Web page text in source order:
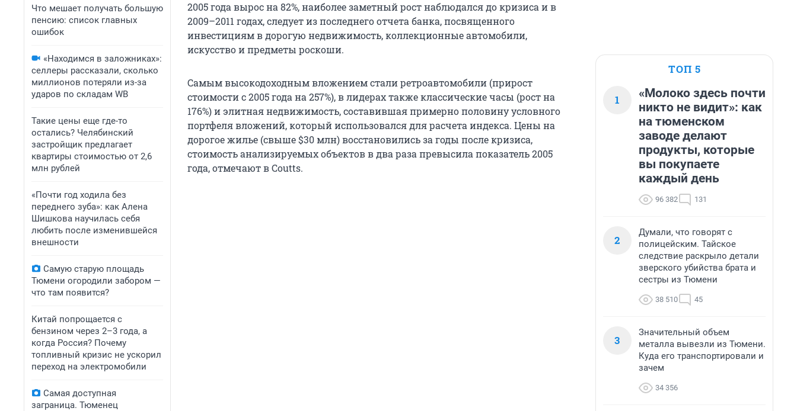
Что мешает получать большую
пенсию: список главных
ошибок
«Находимся в заложниках»:
селлеры рассказали, сколько
миллионов потеряли из-за
ударов по складам WB
Такие цены еще где-то
остались? Челябинский
застройщик предлагает
квартиры стоимостью от 2,6
млн рублей
«Почти год ходила без
переднего зуба»: как Алена
Шишкова научилась себя
любить после изменившейся
внешности
Самую старую площадь
Тюмени огородили забором —
что там появится?
Китай попрощается с
бензином через 2–3 года, а
когда Россия? Почему
топливный кризис не ускорил
переход на электромобили
Самая доступная
заграница. Тюменец
2005 года вырос на 82%, наиболее заметный рост наблюдался до кризиса и в
2009–2011 годах, следует из последнего отчета банка, посвященного
инвестициям в дорогую недвижимость, коллекционные автомобили,
искусство и предметы роскоши.
Самым высокодоходным вложением стали ретроавтомобили (прирост
стоимости с 2005 года на 257%), в лидерах также классические часы (рост на
176%) и элитная недвижимость, составившая примерно половину условного
портфеля вложений, который использовался для расчета индекса. Цены на
дорогое жилье (свыше $30 млн) восстановились за годы после кризиса,
стоимость анализируемых объектов в два раза превысила показатель 2005
года, отмечают в Coutts.
ТОП 5
1
«Молоко здесь почти
никто не видит»: как
на тюменском
заводе делают
продукты, которые
вы покупаете
каждый день
96 382 131
2
Думали, что говорят с
полицейским. Тайское
следствие раскрыло детали
зверского убийства брата и
сестры из Тюмени
38 510 45
3
Значительный объем
металла вывезли из Тюмени.
Куда его транспортировали и
зачем
34 356